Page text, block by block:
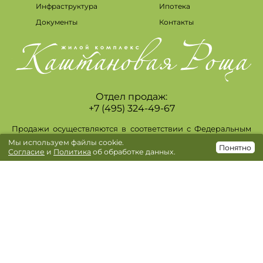
Инфраструктура
Ипотека
Документы
Контакты
Продажи осуществляются в соответствии с Федеральным
законом 214-Ф3. Проектная декларация опубликована на
https://kashtanovaya-rosha.ru/. Фактический внешний вид
возводимых зданий, отделка и дизайн интерьеров, в том
Отдел продаж:
+7 (495) 324-49-67
Мы используем файлы cookie.
Согласие и Политика об обработке данных. Понятно